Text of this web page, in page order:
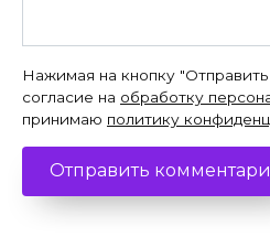
Нажимая на кнопку
согласие на обработку
принимаю политику